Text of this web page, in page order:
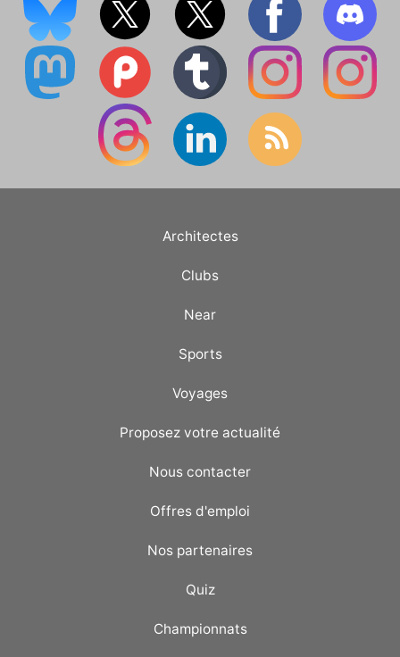
Architectes
Clubs
Near
Sports
Voyages
Proposez votre actualité
Nous contacter
Offres d'emploi
Nos partenaires
Quiz
Championnats